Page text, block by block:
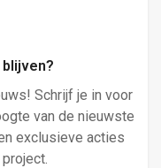
Schrijf je in voor
van de nieuwste
exclusieve acties